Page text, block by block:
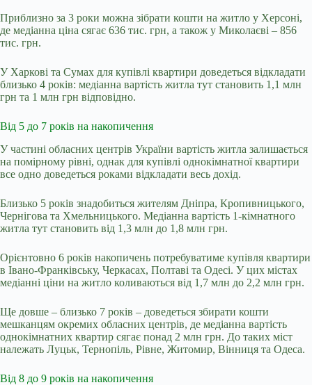
Приблизно за 3 роки можна зібрати кошти на житло у Херсоні,
де медіанна ціна сягає 636 тис. грн, а також у Миколаєві – 856
тис. грн.
У Харкові та Сумах для купівлі квартири доведеться відкладати
близько 4 років: медіанна вартість житла тут становить 1,1 млн
грн та 1 млн грн відповідно.
Від 5 до 7 років на накопичення
У частині обласних центрів України вартість житла залишається
на помірному рівні, однак для купівлі однокімнатної квартири
все одно доведеться роками відкладати весь дохід.
Близько 5 років знадобиться жителям Дніпра, Кропивницького,
Чернігова та Хмельницького. Медіанна вартість 1-кімнатного
житла тут становить від 1,3 млн до 1,8 млн грн.
Орієнтовно 6 років накопичень потребуватиме купівля квартири
в Івано-Франківську, Черкасах, Полтаві та Одесі. У цих містах
медіанні ціни на житло коливаються від 1,7 млн до 2,2 млн грн.
Ще довше – близько 7 років – доведеться збирати кошти
мешканцям окремих обласних центрів, де медіанна вартість
однокімнатних квартир сягає понад 2 млн грн. До таких міст
належать Луцьк, Тернопіль, Рівне, Житомир, Вінниця та Одеса.
Від 8 до 9 років на накопичення